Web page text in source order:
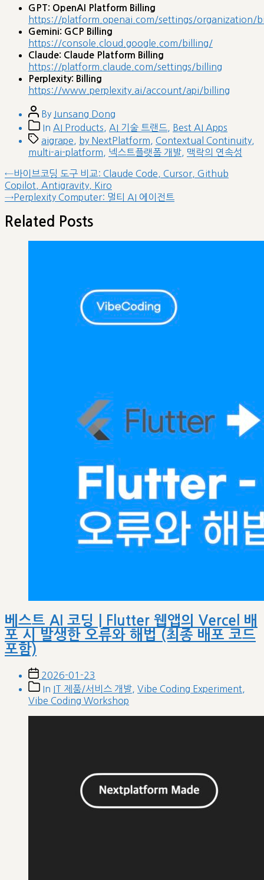
GPT: OpenAI Platform Billing
https://platform.openai.com/settings/organization/
Gemini: GCP Billing
https://console.cloud.google.com/billing/
Claude: Claude Platform Billing
https://platform.claude.com/settings/billing
Perplexity: Billing
https://www.perplexity.ai/account/api/billing
Post
author
By Junsang Dong
Post
categories
In AI Products AI 기술 트랜드
Best AI Apps
Tagsaigrape by NextPlatform Contextual Continuity
multi-ai-platform
넥스트플랫폼 개발 맥락의 연속성
글
내
비
게
이
←Previous
post:
바이브코딩 도구 비교: Claude Code, Cursor, Github
Copilot, Antigravity, Kiro
→Next
Perplexity Computer: 멀티 AI 에이전트
Related Posts
베스트 AI 코딩 | Flutter 웹앱의 Vercel 배
포 시 발생한 오류와 해법 (최종 배포 코드
포함)
Post
date
2026-01-23
Post
categories
In IT 제품/서비스 개발, Vibe Coding Experiment,
Vibe Coding Workshop